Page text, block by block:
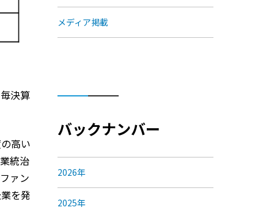
決算
高い
統治
ァン
を発
メディア掲載
バックナンバー
2026年
2025年